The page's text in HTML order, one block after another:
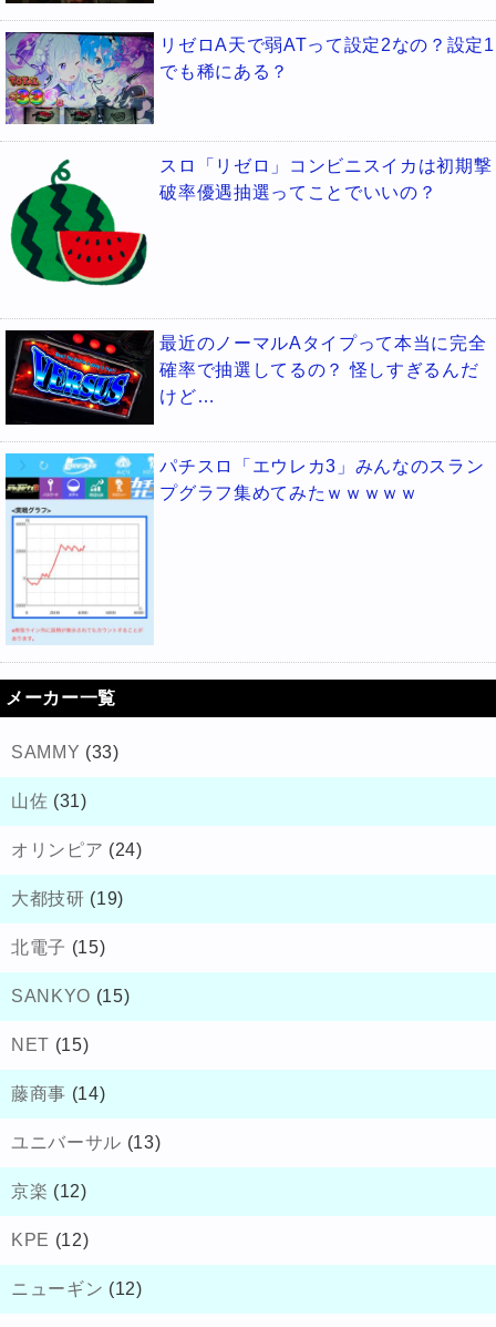
リゼロA天で弱ATって設定2なの？設定1
でも稀にある？
スロ「リゼロ」コンビニスイカは初期撃
破率優遇抽選ってことでいいの？
最近のノーマルAタイプって本当に完全
確率で抽選してるの？ 怪しすぎるんだ
けど…
パチスロ「エウレカ3」みんなのスラン
プグラフ集めてみたｗｗｗｗｗ
メーカー一覧
SAMMY (33)
山佐 (31)
オリンピア (24)
大都技研 (19)
北電子 (15)
SANKYO (15)
NET (15)
藤商事 (14)
ユニバーサル (13)
京楽 (12)
KPE (12)
ニューギン (12)